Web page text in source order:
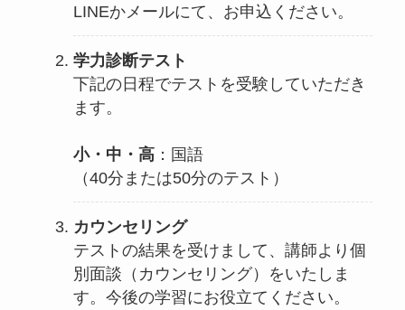
LINEかメールにて、お申込ください。
学力診断テスト
下記の日程でテストを受験していただき
ます。
小・中・高：国語
（40分または50分のテスト）
カウンセリング
テストの結果を受けまして、講師より個
別面談（カウンセリング）をいたしま
す。 今後の学習にお役立てください。